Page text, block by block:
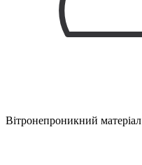
Вітронепроникний матеріал